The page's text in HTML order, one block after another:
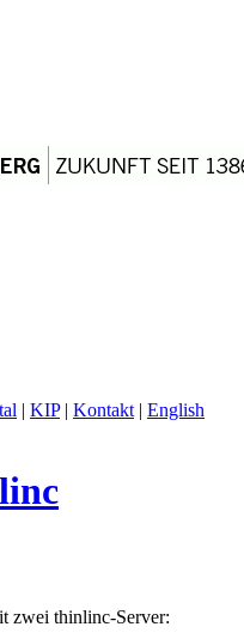
| KIP| Kontakt | English
zwei thinlinc-Server: